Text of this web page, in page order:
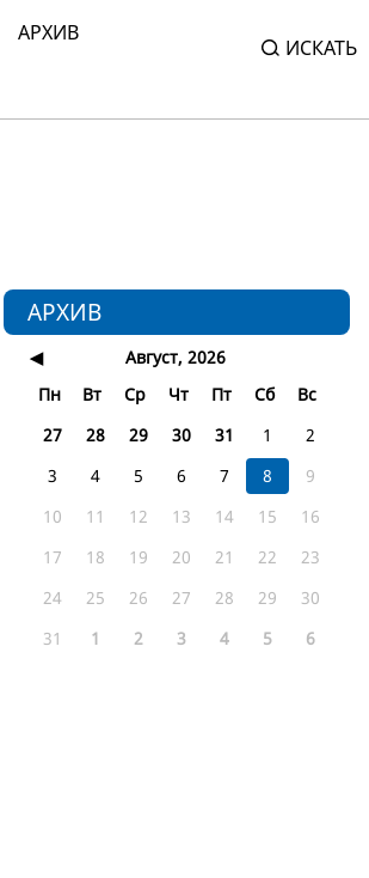
АРХИВ
ИСКАТЬ
АРХИВ
◀
Август, 2026
Пн
Вт Ср Чт Пт Сб
Вс
27
28 29 30 31 1
2
3
4 5 6 7 8
9
10
11 12 13 14 15
16
17
18 19 20 21 22
23
24
25 26 27 28 29
30
31
1 2 3 4 5 6